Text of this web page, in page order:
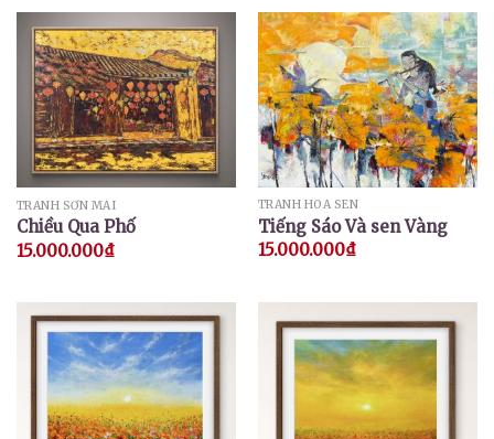
TRANH SƠN MÀI
Chiều Qua Phố
15.000.000₫
TRANH HOA SEN
Tiếng Sáo Và sen Vàng
15.000.000₫